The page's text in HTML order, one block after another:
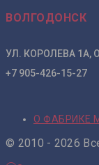
ВОЛГОДОНСК
УЛ. КОРОЛЕВА 1А,
+7 905-426-
О ФАБРИКЕ
© 2010 - 2026